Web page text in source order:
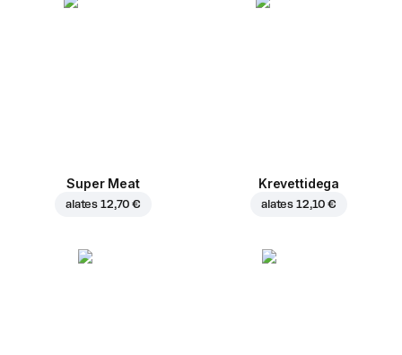
Super Meat
alates 12,70 €
Krevettidega
alates 12,10 €